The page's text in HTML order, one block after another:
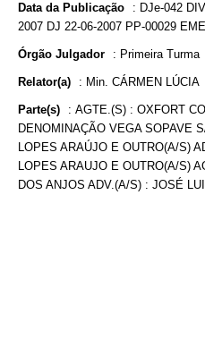
Data da Publicação : DJe-042
2007 DJ 22-06-2007 PP-00029
Órgão Julgador : Primeira Turma
Relator(a) : Min. CÁRMEN LÚCIA
Parte(s) : AGTE.(S) : OXFORT
DENOMINAÇÃO VEGA SOPAVE
LOPES ARAÚJO E OUTRO(A/S)
LOPES ARAUJO E OUTRO(A/S)
DOS ANJOS ADV.(A/S) : JOSÉ